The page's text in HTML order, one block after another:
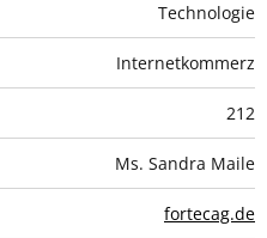
Technologie
Internetkommerz
212
Ms. Sandra Maile
fortecag.de